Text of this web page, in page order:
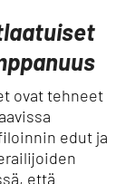
ovat tehneet
edut ja
että